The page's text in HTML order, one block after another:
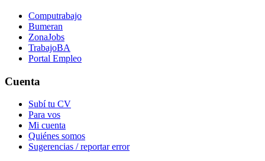
Computrabajo
Bumeran
ZonaJobs
TrabajoBA
Portal Empleo
Cuenta
Subí tu CV
Para vos
Mi cuenta
Quiénes somos
Sugerencias / reportar error